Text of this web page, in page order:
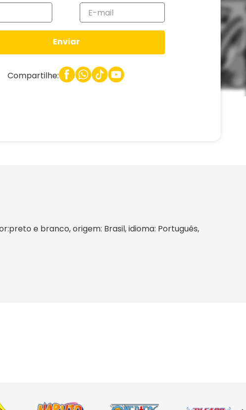
Enviar
Compartilhe:
e branco, origem: Brasil, idioma: Português,